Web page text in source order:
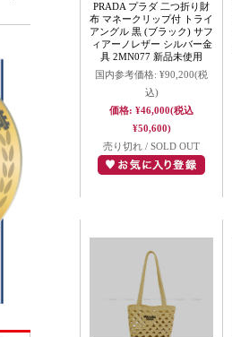
PRADA プラダ 二つ折り財
布 マネークリップ付 トライ
アングル 黒 (ブラック) サフ
ィアーノレザー シルバー金
具 2MN077 新品未使用
国内参考価格: ¥90,200(税
込)
価格: ¥46,000(税込
¥50,600)
売り切れ / SOLD OUT